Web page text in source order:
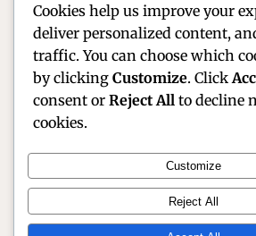
Official Site of Christian Montanari |
Motorsport Profile
Cookies help us improve your
deliver personalized content,
traffic. You can choose which
by clicking Customize. Click
consent or Reject All to decline
cookies.
Customize
Reject All